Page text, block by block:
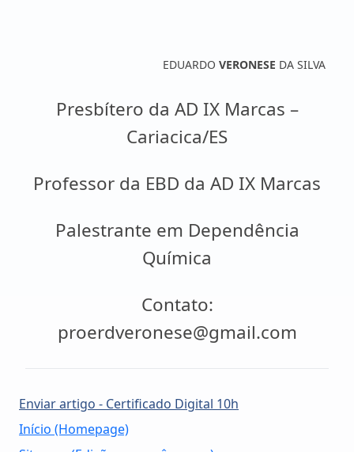
EDUARDO VERONESE DA SILVA
Presbítero da AD IX Marcas –
Cariacica/ES
Professor da EBD da AD IX Marcas
Palestrante em Dependência
Química
Contato:
proerdveronese@gmail.com
Enviar artigo - Certificado Digital 10h
Início (Homepage)